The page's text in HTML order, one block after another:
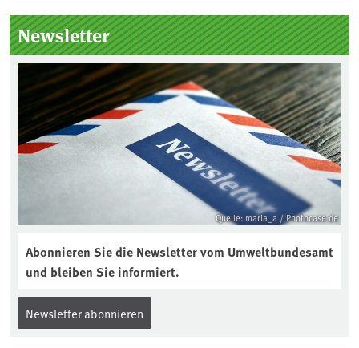
Kuratorium, wie wird der Boden des
Jahres ausgewählt und was passiert
eigentlich während eines solchen
Bodenjahres? Infos dazu gibt es im
aktuellen Podcast „Soilcast“. Jetzt
reinhören:
https://soilcast.de/interview/sc202-
interview-die-kuer-der-krume/
Newsletter
Quelle: maria_a / Photocase.de
Abonnieren Sie die Newsletter vom Umweltbundesamt
und bleiben Sie informiert.
Newsletter abonnieren